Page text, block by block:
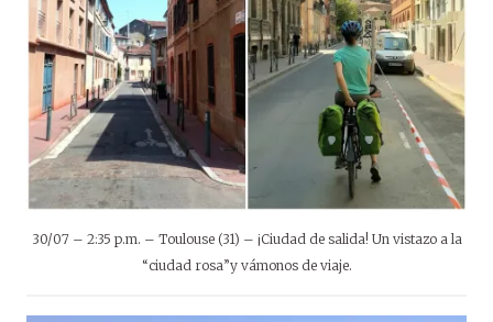
30/07 – 2:35 p.m. – Toulouse (31) – ¡Ciudad de salida! Un vistazo a la
“ciudad rosa”y vámonos de viaje.